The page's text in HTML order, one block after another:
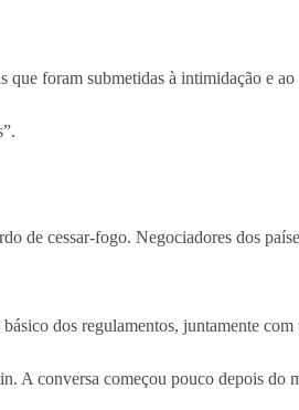
que foram submetidas à intimidação e
de cessar-fogo. Negociadores dos
dos regulamentos, juntamente com
A conversa começou pouco depois do